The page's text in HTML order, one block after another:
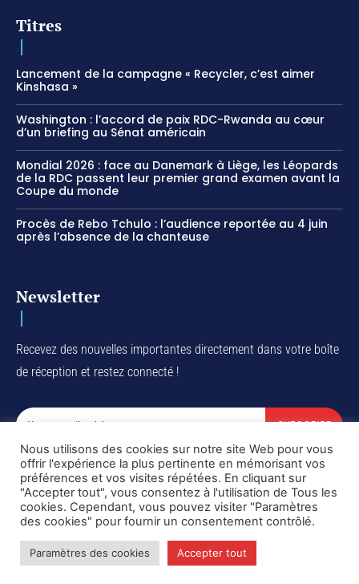
Titres
Lancement de la campagne « Recycler, c’est aimer
Kinshasa »
Washington : l’accord de paix RDC-Rwanda au cœur
d’un briefing au Sénat américain
Mondial 2026 : face au Danemark à Liège, les Léopards
de la RDC passent leur premier grand examen avant la
Coupe du monde
Procès de Rebo Tchulo : l’audience reportée au 4 juin
après l’absence de la chanteuse
Newsletter
Recevez des nouvelles importantes directement dans votre boîte
de réception et restez connecté !
SUBSCRIBE
I've read and accept thePrivacy Policy.
Copyright © DiaspoRDC. All rights reserved
Nous utilisons des cookies sur notre site Web pour vous
offrir l'expérience la plus pertinente en mémorisant vos
préférences et vos visites répétées. En cliquant sur
"Accepter tout", vous consentez à l'utilisation de Tous les
cookies. Cependant, vous pouvez visiter "Paramètres
des cookies" pour fournir un consentement contrôlé.
Paramètres des cookies Accepter tout